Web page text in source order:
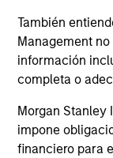
También
Management
información
completa o
Morgan Stanley
impone
financiero para
Europe
Invests in
emerging
time of